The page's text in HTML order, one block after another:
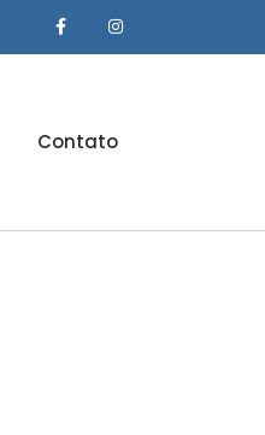
Contato